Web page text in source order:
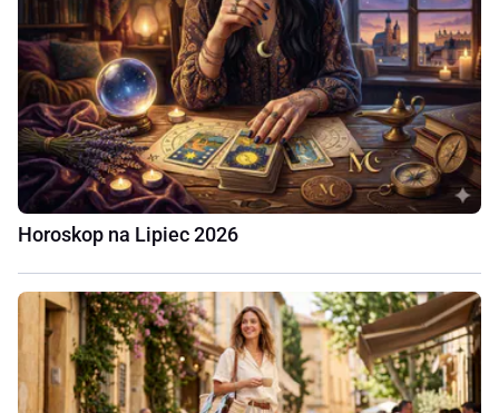
Horoskop na Lipiec 2026